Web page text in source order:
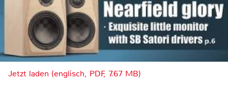
Jetzt laden (englisch, PDF, 7.67 MB)